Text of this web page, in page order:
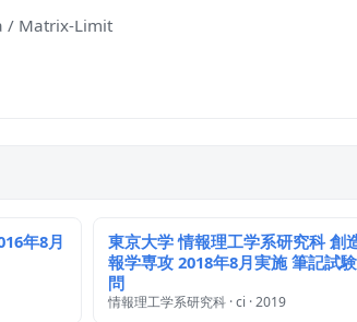
/ Matrix-Limit
年8月
東京大学 情報理工学系研究科 創
報学専攻 2018年8月実施 筆記試
問
情報理工学系研究科 · ci · 2019